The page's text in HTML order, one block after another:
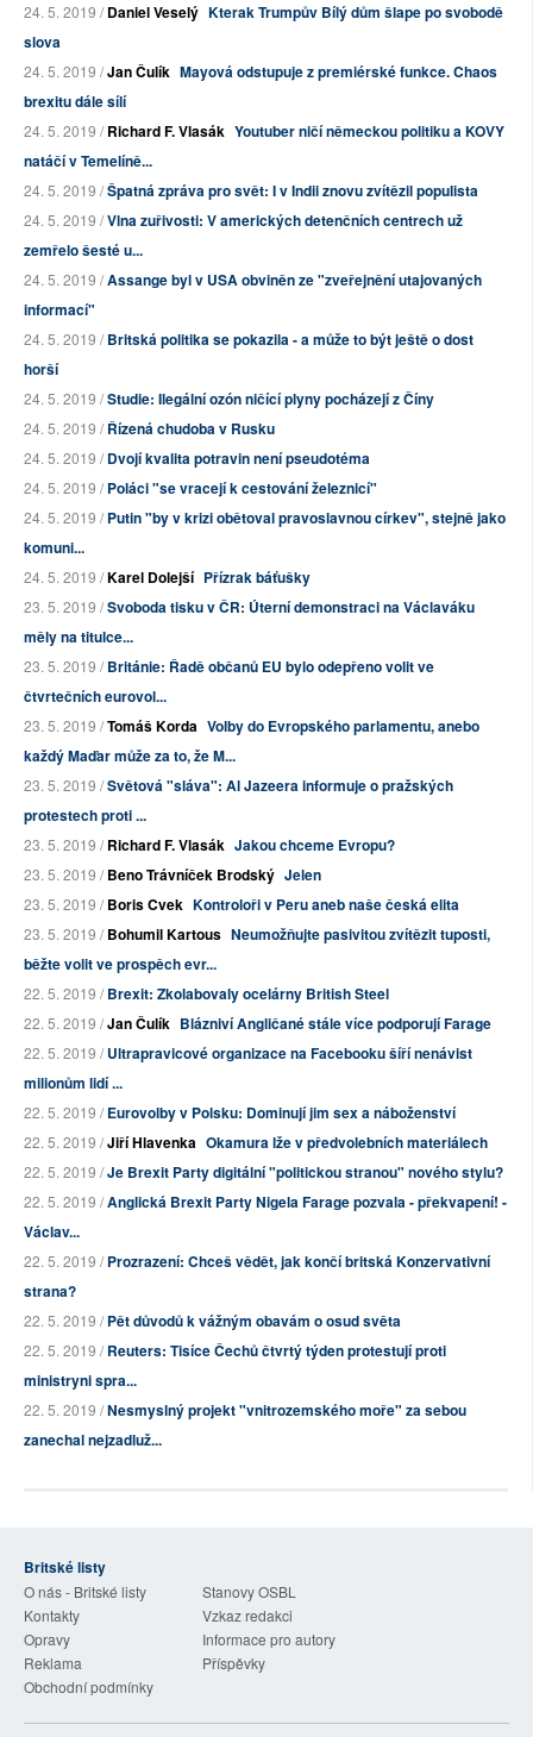
24. 5. 2019 /Daniel Veselý Kterak Trumpův Bílý dům šlape po svobodě
slova
24. 5. 2019 /Jan Čulík Mayová odstupuje z premiérské funkce. Chaos
brexitu dále sílí
24. 5. 2019 /Richard F. Vlasák Youtuber ničí německou politiku a KOVY
natáčí v Temelíně...
24. 5. 2019 /Špatná zpráva pro svět: I v Indii znovu zvítězil populista
24. 5. 2019 /Vlna zuřivosti: V amerických detenčních centrech už
zemřelo šesté u...
24. 5. 2019 /Assange byl v USA obviněn ze "zveřejnění utajovaných
informací"
24. 5. 2019 /Britská politika se pokazila - a může to být ještě o dost
horší
24. 5. 2019 /Studie: Ilegální ozón ničící plyny pocházejí z Číny
24. 5. 2019 /Řízená chudoba v Rusku
24. 5. 2019 /Dvojí kvalita potravin není pseudotéma
24. 5. 2019 /Poláci "se vracejí k cestování železnicí"
24. 5. 2019 /Putin "by v krizi obětoval pravoslavnou církev", stejně jako
komuni...
24. 5. 2019 /Karel Dolejší Přízrak báťušky
23. 5. 2019 /Svoboda tisku v ČR: Úterní demonstraci na Václaváku
měly na titulce...
23. 5. 2019 /Británie: Řadě občanů EU bylo odepřeno volit ve
čtvrtečních eurovol...
23. 5. 2019 /Tomáš Korda Volby do Evropského parlamentu, anebo
každý Maďar může za to, že M...
23. 5. 2019 /Světová "sláva": Al Jazeera informuje o pražských
protestech proti ...
23. 5. 2019 /Richard F. Vlasák Jakou chceme Evropu?
23. 5. 2019 /Beno Trávníček Brodský Jelen
23. 5. 2019 /Boris Cvek Kontroloři v Peru aneb naše česká elita
23. 5. 2019 /Bohumil Kartous Neumožňujte pasivitou zvítězit tuposti,
běžte volit ve prospěch evr...
22. 5. 2019 /Brexit: Zkolabovaly ocelárny British Steel
22. 5. 2019 /Jan Čulík Blázniví Angličané stále více podporují Farage
22. 5. 2019 /Ultrapravicové organizace na Facebooku šíří nenávist
milionům lidí ...
22. 5. 2019 /Eurovolby v Polsku: Dominují jim sex a náboženství
22. 5. 2019 /Jiří Hlavenka Okamura lže v předvolebních materiálech
22. 5. 2019 /Je Brexit Party digitální "politickou stranou" nového stylu?
22. 5. 2019 /Anglická Brexit Party Nigela Farage pozvala - překvapení! -
Václav...
22. 5. 2019 /Prozrazení: Chceš vědět, jak končí britská Konzervativní
strana?
22. 5. 2019 /Pět důvodů k vážným obavám o osud světa
22. 5. 2019 /Reuters: Tisíce Čechů čtvrtý týden protestují proti
ministryni spra...
22. 5. 2019 /Nesmyslný projekt "vnitrozemského moře" za sebou
zanechal nejzadluž...
Britské listy
O nás - Britské listy
Stanovy OSBL
Kontakty
Vzkaz redakci
Opravy
Informace pro autory
Reklama
Příspěvky
Obchodní podmínky